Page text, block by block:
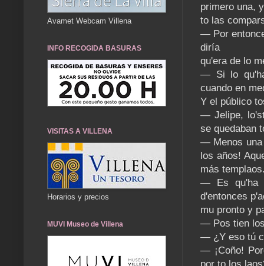
primero una,
to las
— Por
diría
qu'era de lo
— Si lo
cuando en
Y el público
— Jelipe,
se quedaban
— Menos una
los años!
más
— Es qu'ha
d'entonces
mu pronto y
— Pos tien
— ¿Y eso tú
— ¡Coño!
Avamet Webcam Villena
INFO RECOGIDA BASURAS
VISITAS A VILLENA
Horarios y precios
MUVI Museo de Villena